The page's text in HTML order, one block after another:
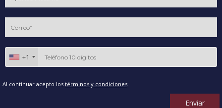
+1
Al continuar acepto los términos y condiciones
Enviar